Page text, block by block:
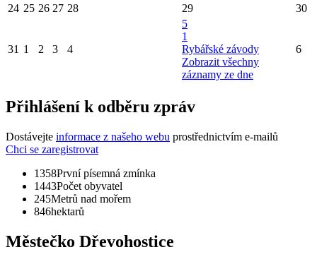
24 25 26 27 28 29 30
31 1 2 3 4
5
1
Rybářské závody
Zobrazit všechny
záznamy ze dne
6
Přihlášení k odběru zpráv
Dostávejte informace z našeho webu prostřednictvím e-mailů
Chci se zaregistrovat
1358První písemná zmínka
1443Počet obyvatel
245Metrů nad mořem
846hektarů
Městečko Dřevohostice